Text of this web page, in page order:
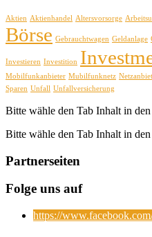
Aktien Aktienhandel Altersvorsorge
Börse Gebrauchtwagen Geldanlage
Investieren Investition
Mobilfunkanbieter Mubilfunknetz
Sparen Unfall Unfallversicherung
Bitte wähle den Tab Inhalt in
Bitte wähle den Tab Inhalt in
Partnerseiten
Folge uns auf
https://